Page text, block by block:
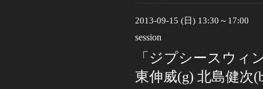
2013-09-15 (日) 13:30～17:00
session
「ジプシースウィ
東伸威(g) 北島健次